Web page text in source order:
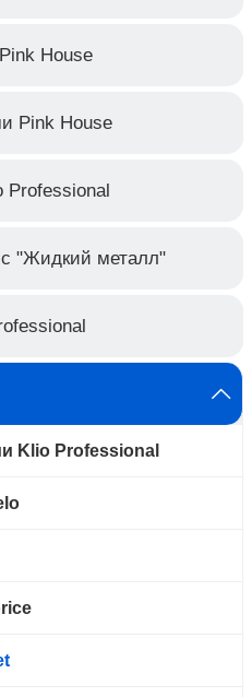
House
Pink House
Professional
"Жидкий металл"
Klio Professional